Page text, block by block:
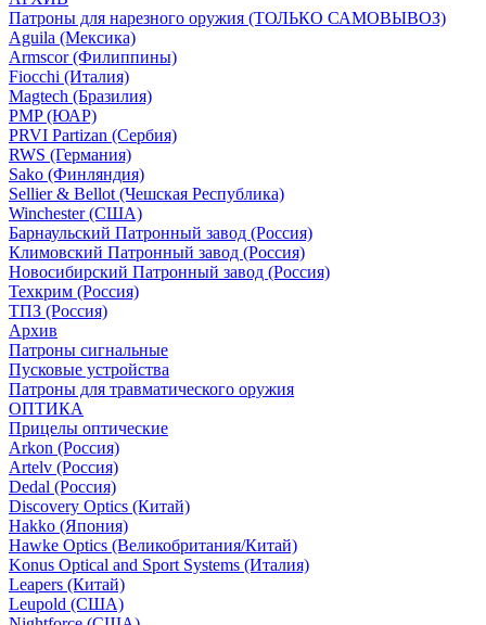
Патроны для нарезного оружия (ТОЛЬКО САМОВЫВОЗ)
Aguila (Мексика)
Armscor (Филиппины)
Fiocchi (Италия)
Magtech (Бразилия)
PMP (ЮАР)
PRVI Partizan (Сербия)
RWS (Германия)
Sako (Финляндия)
Sellier & Bellot (Чешская Республика)
Winchester (США)
Барнаульский Патронный завод (Россия)
Климовский Патронный завод (Россия)
Новосибирский Патронный завод (Россия)
Техкрим (Россия)
ТПЗ (Россия)
Архив
Патроны сигнальные
Пусковые устройства
Патроны для травматического оружия
ОПТИКА
Прицелы оптические
Arkon (Россия)
Artelv (Россия)
Dedal (Россия)
Discovery Optics (Китай)
Hakko (Япония)
Hawke Optics (Великобритания/Китай)
Konus Optical and Sport Systems (Италия)
Leapers (Китай)
Leupold (США)